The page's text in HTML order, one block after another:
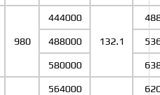
980
444000
132.1
488000
580000
564000